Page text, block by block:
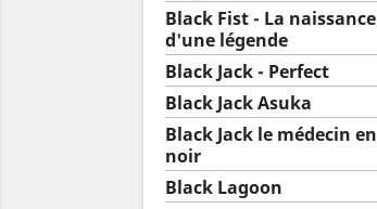
Black Fist - La naissance
d'une légende
Black Jack - Perfect
Black Jack Asuka
Black Jack le médecin en
noir
Black Lagoon